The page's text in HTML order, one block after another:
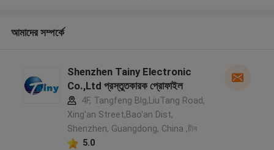
আমাদের সম্পর্কে
Shenzhen Tainy Electronic
Co.,Ltd প্রস্তুতকারক প্রোফাইল
4F, Tangfeng Blg,LiuTang Road,
Xing'an Street,Bao'an Dist,
Shenzhen, Guangdong, China ,চীন
5.0